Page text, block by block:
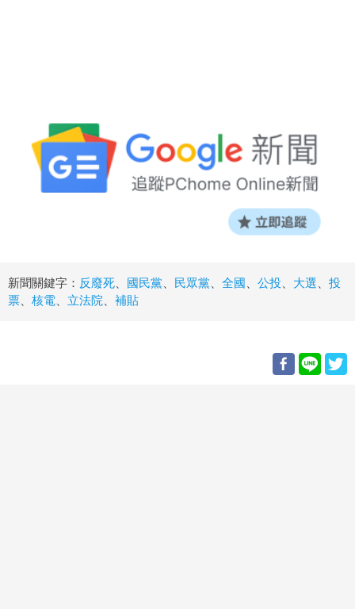
新聞關鍵字： 反廢死 國民黨 民眾黨 全國 公投 大選
投
票
核電 立法院 補貼